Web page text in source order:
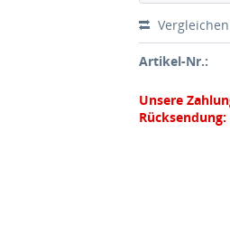
Vergleichen
Artikel-Nr.:
Unsere
Rücksendung: